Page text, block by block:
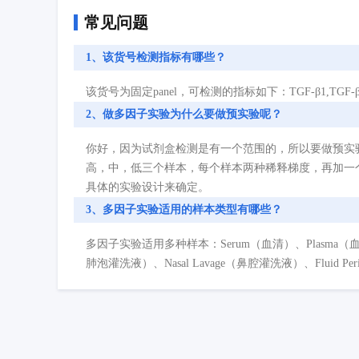
常见问题
1、该货号检测指标有哪些？
该货号为固定panel，可检测的指标如下：TGF-β1,TGF-
2、做多因子实验为什么要做预实验呢？
你好，因为试剂盒检测是有一个范围的，所以要做预
高，中，低三个样本，每个样本两种稀释梯度，再加
具体的实验设计来确定。
3、多因子实验适用的样本类型有哪些？
多因子实验适用多种样本：Serum（血清）、Plasma（
肺泡灌洗液）、Nasal Lavage（鼻腔灌洗液）、Fluid